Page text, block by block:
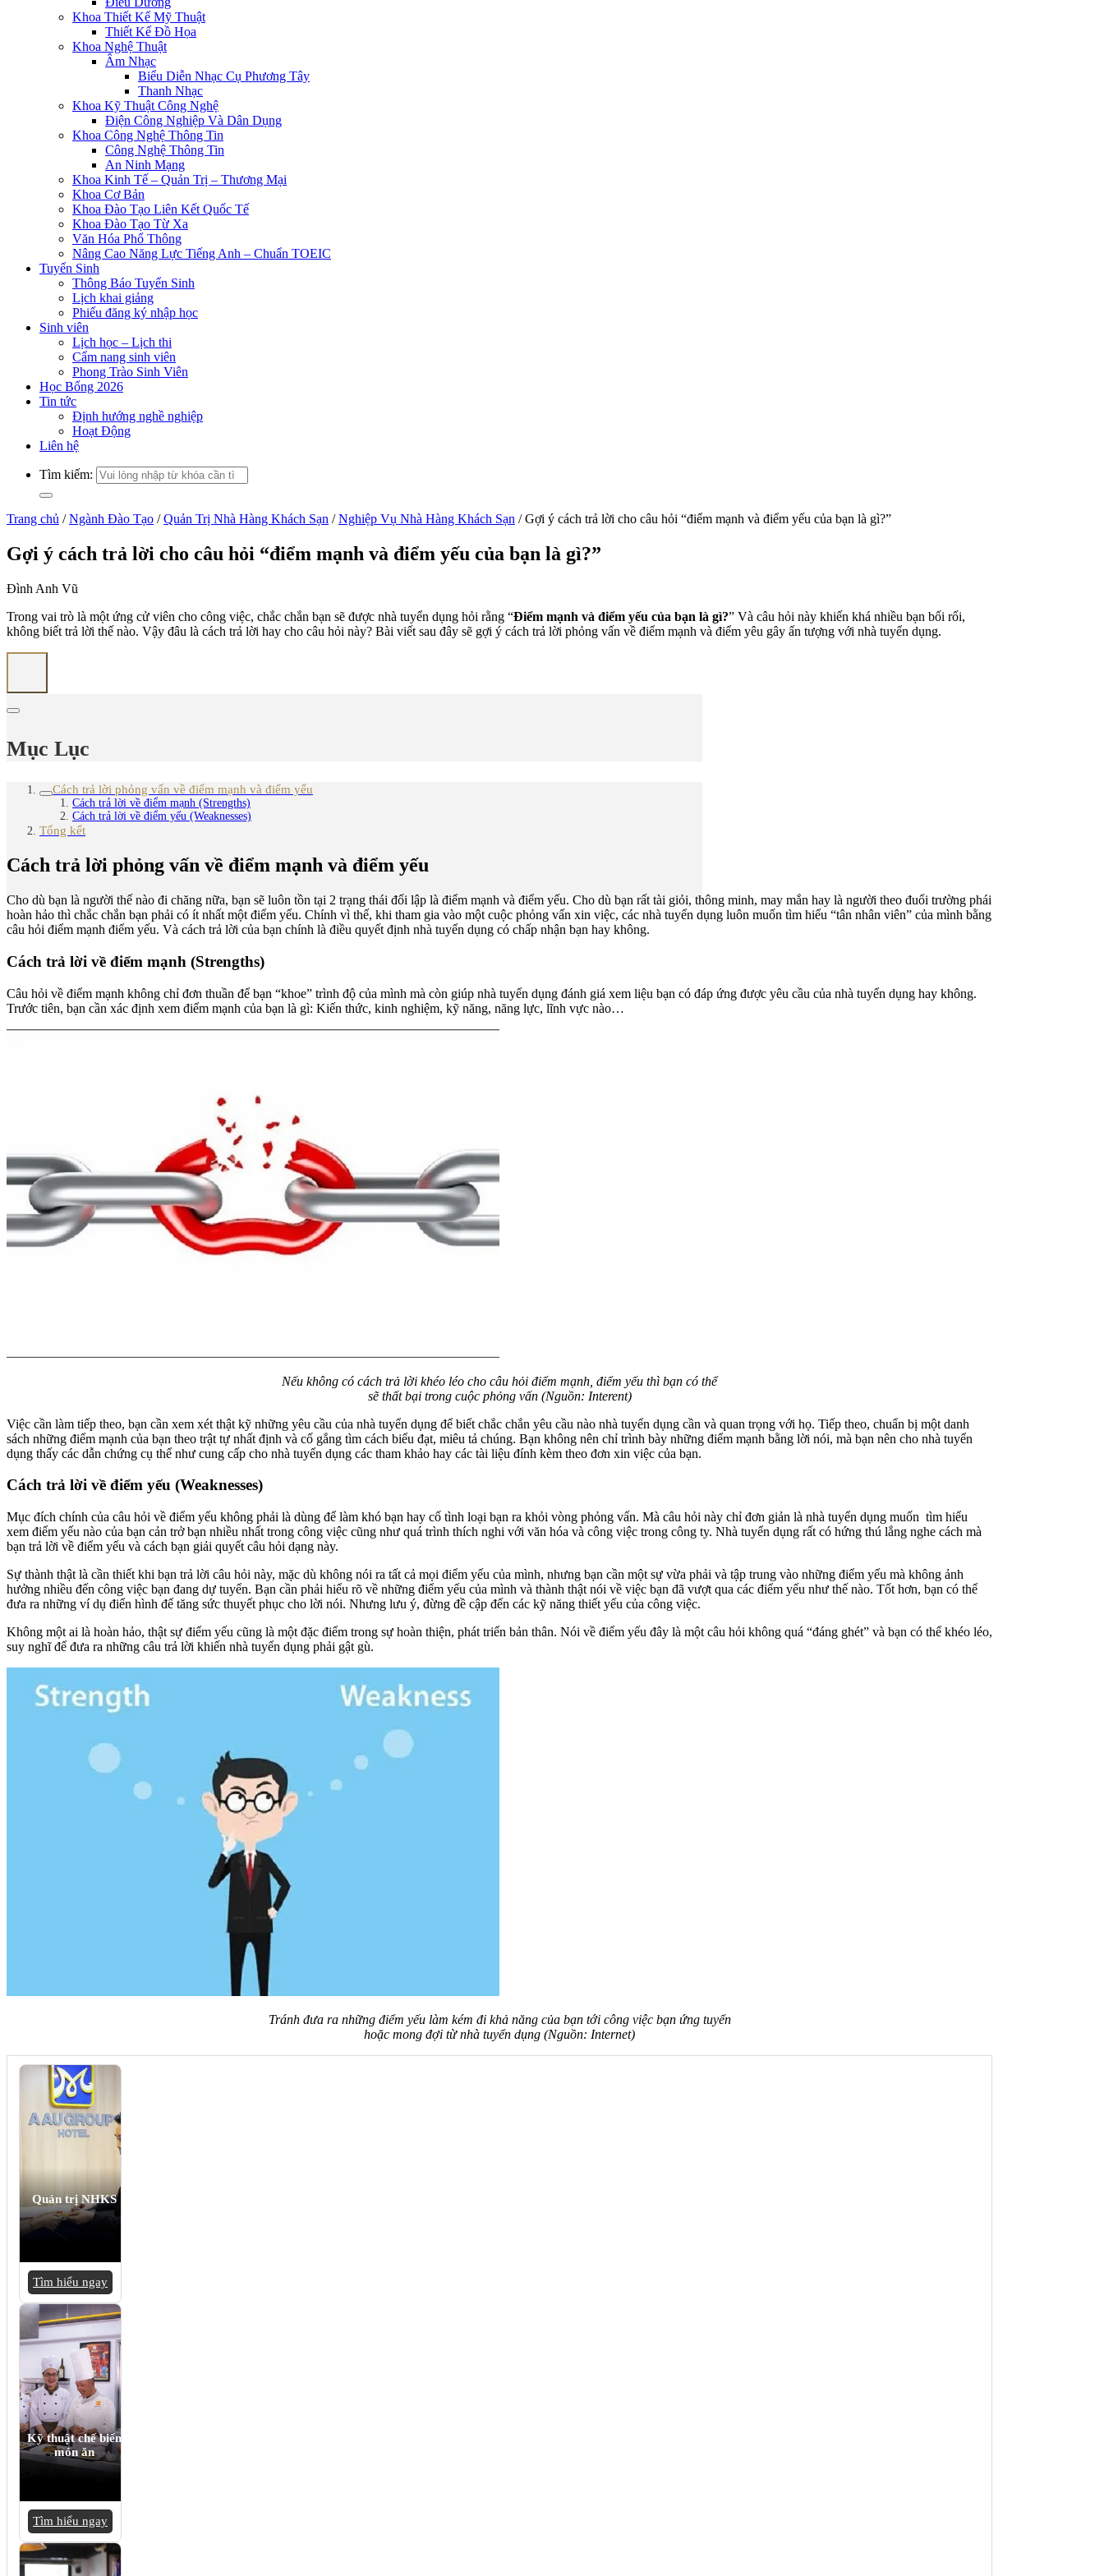
Khoa Thiết Kế Mỹ Thuật
Thiết Kế Đồ Họa
Khoa Nghệ Thuật
Âm Nhạc
Biểu Diễn Nhạc Cụ Phương Tây
Thanh Nhạc
Khoa Kỹ Thuật Công Nghệ
Điện Công Nghiệp Và Dân Dụng
Khoa Công Nghệ Thông Tin
Công Nghệ Thông Tin
An Ninh Mạng
Khoa Kinh Tế – Quản Trị – Thương Mại
Khoa Cơ Bản
Khoa Đào Tạo Liên Kết Quốc Tế
Khoa Đào Tạo Từ Xa
Văn Hóa Phổ Thông
Nâng Cao Năng Lực Tiếng Anh – Chuẩn TOEIC
Tuyển Sinh
Thông Báo Tuyển Sinh
Lịch khai giảng
Phiếu đăng ký nhập học
Sinh viên
Lịch học – Lịch thi
Cẩm nang sinh viên
Phong Trào Sinh Viên
Học Bổng 2026
Tin tức
Định hướng nghề nghiệp
Hoạt Động
Liên hệ
Tìm kiếm:
Trang chủ / Ngành Đào Tạo / Quản Trị Nhà Hàng Khách Sạn / Nghiệp Vụ Nhà Hàng Khách Sạn / Gợi ý cách trả lời cho câu hỏi “điểm mạnh và điểm yếu của bạn là gì?”
Gợi ý cách trả lời cho câu hỏi “điểm mạnh và điểm yếu của bạn là gì?”
Đình Anh Vũ
Trong vai trò là một ứng cử viên cho công việc, chắc chắn bạn sẽ được nhà tuyển dụng hỏi rằng “Điểm mạnh và điểm yếu của bạn là gì?” Và câu hỏi này khiến khá nhiều bạn bối rối,
không biết trả lời thế nào. Vậy đâu là cách trả lời hay cho câu hỏi này? Bài viết sau đây sẽ gợi ý cách trả lời phỏng vấn về điểm mạnh và điểm yêu gây ấn tượng với nhà tuyển dụng.
Mục Lục
Cách trả lời phỏng vấn về điểm mạnh và điểm yếu
Cách trả lời về điểm mạnh (Strengths)
Cách trả lời về điểm yếu (Weaknesses)
Tổng kết
Cách trả lời phỏng vấn về điểm mạnh và điểm yếu
Cho dù bạn là người thế nào đi chăng nữa, bạn sẽ luôn tồn tại 2 trạng thái đối lập là điểm mạnh và điểm yếu. Cho dù bạn rất tài giỏi, thông minh, may mắn hay là người theo đuổi trường phái
hoàn hảo thì chắc chắn bạn phải có ít nhất một điểm yếu. Chính vì thế, khi tham gia vào một cuộc phỏng vấn xin việc, các nhà tuyển dụng luôn muốn tìm hiểu “tân nhân viên” của mình bằng
câu hỏi điểm mạnh điểm yếu. Và cách trả lời của bạn chính là điều quyết định nhà tuyển dụng có chấp nhận bạn hay không.
Cách trả lời về điểm mạnh (Strengths)
Câu hỏi về điểm mạnh không chỉ đơn thuần để bạn “khoe” trình độ của mình mà còn giúp nhà tuyển dụng đánh giá xem liệu bạn có đáp ứng được yêu cầu của nhà tuyển dụng hay không.
Trước tiên, bạn cần xác định xem điểm mạnh của bạn là gì: Kiến thức, kinh nghiệm, kỹ năng, năng lực, lĩnh vực nào…
Nếu không có cách trả lời khéo léo cho câu hỏi điểm mạnh, điểm yếu thì bạn có thể
sẽ thất bại trong cuộc phỏng vấn (Nguồn: Interent)
Việc cần làm tiếp theo, bạn cần xem xét thật kỹ những yêu cầu của nhà tuyển dụng để biết chắc chắn yêu cầu nào nhà tuyển dụng cần và quan trọng với họ. Tiếp theo, chuẩn bị một danh
sách những điểm mạnh của bạn theo trật tự nhất định và cố gắng tìm cách biểu đạt, miêu tả chúng. Bạn không nên chỉ trình bày những điểm mạnh bằng lời nói, mà bạn nên cho nhà tuyển
dụng thấy các dẫn chứng cụ thể như cung cấp cho nhà tuyển dụng các tham khảo hay các tài liệu đính kèm theo đơn xin việc của bạn.
Cách trả lời về điểm yếu (Weaknesses)
Mục đích chính của câu hỏi về điểm yếu không phải là dùng để làm khó bạn hay cố tình loại bạn ra khỏi vòng phỏng vấn. Mà câu hỏi này chỉ đơn giản là nhà tuyển dụng muốn tìm hiểu
xem điểm yếu nào của bạn cản trở bạn nhiều nhất trong công việc cũng như quá trình thích nghi với văn hóa và công việc trong công ty. Nhà tuyển dụng rất có hứng thú lắng nghe cách mà
bạn trả lời về điểm yếu và cách bạn giải quyết câu hỏi dạng này.
Sự thành thật là cần thiết khi bạn trả lời câu hỏi này, mặc dù không nói ra tất cả mọi điểm yếu của mình, nhưng bạn cần một sự vừa phải và tập trung vào những điểm yếu mà không ảnh
hưởng nhiều đến công việc bạn đang dự tuyển. Bạn cần phải hiểu rõ về những điểm yếu của mình và thành thật nói về việc bạn đã vượt qua các điểm yếu như thế nào. Tốt hơn, bạn có thể
đưa ra những ví dụ điển hình để tăng sức thuyết phục cho lời nói. Nhưng lưu ý, đừng đề cập đến các kỹ năng thiết yếu của công việc.
Không một ai là hoàn hảo, thật sự điểm yếu cũng là một đặc điểm trong sự hoàn thiện, phát triển bản thân. Nói về điểm yếu đây là một câu hỏi không quá “đáng ghét” và bạn có thể khéo léo,
suy nghĩ để đưa ra những câu trả lời khiến nhà tuyển dụng phải gật gù.
Tránh đưa ra những điểm yếu làm kém đi khả năng của bạn tới công việc bạn ứng tuyển
hoặc mong đợi từ nhà tuyển dụng (Nguồn: Internet)
Quản trị NHKS
Tìm hiểu ngay
Kỹ thuật chế biến
món ăn
Tìm hiểu ngay